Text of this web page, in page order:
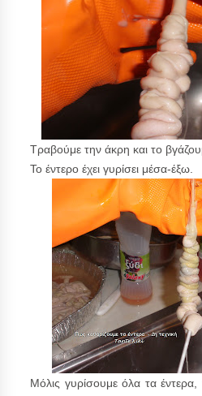
Τραβούμε την άκρη και το
Το έντερο έχει γυρίσει μέσα-έξω.
Μόλις γυρίσουμε όλα τα